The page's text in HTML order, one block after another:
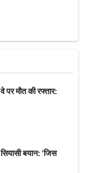
मौत की रफ्तार:
बयान: 'जिस